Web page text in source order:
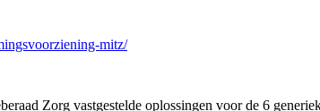
mitz/
Zorg vastgestelde oplossingen voor de 6